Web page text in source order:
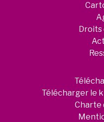
Droits
Télécharger le
Charte